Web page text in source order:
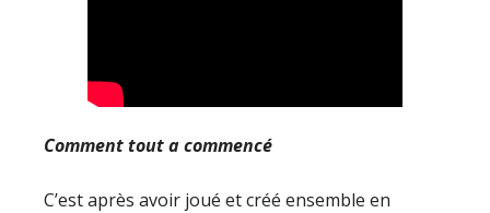
Comment tout a commencé
C’est après avoir joué et créé ensemble en